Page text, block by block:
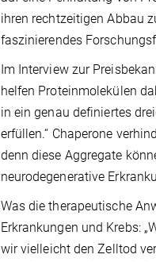
ihren rechtzeitigen Abbau
faszinierendes
Im Interview zur
helfen Proteinmolekülen
in ein genau definiertes
erfüllen.“ Chaperone
denn diese Aggregate
neurodegenerative
Was die therapeutische
Erkrankungen und Krebs:
wir vielleicht den Zelltod